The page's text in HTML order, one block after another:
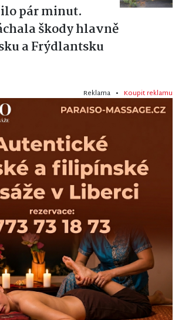
pár minut.
škody hlavně
a Frýdlantsku
Reklama • Koupit reklamu